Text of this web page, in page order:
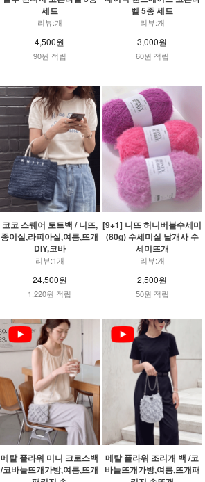
세트
리뷰:개
4,500원
90원 적립
벨 5종 세트
리뷰:개
3,000원
60원 적립
코코 스퀘어 토트백 / 니뜨,
종이실,라피아실,여름,뜨개
DIY,코바
리뷰:1개
24,500원
1,220원 적립
[9+1] 니뜨 허니버블수세미
(80g) 수세미실 날개사 수
세미뜨개
리뷰:개
2,500원
50원 적립
메탈 플라워 미니 크로스백
/코바늘뜨개가방,여름,뜨개
메탈 플라워 조리개 백 /코
바늘뜨개가방,여름,뜨개패